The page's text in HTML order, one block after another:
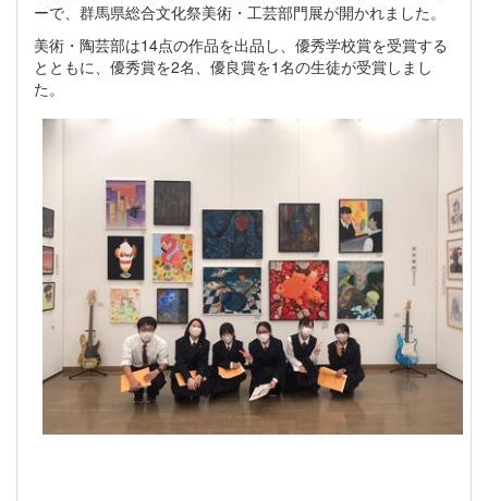
ーで、群馬県総合文化祭美術・工芸部門展が開かれました。
美術・陶芸部は14点の作品を出品し、優秀学校賞を受賞する
とともに、優秀賞を2名、優良賞を1名の生徒が受賞しまし
た。